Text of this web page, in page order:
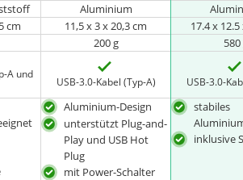
Aluminium
cm 11,5 x 3 x 20,3 cm 17.4 x
200 g 580
A und
USB-3.0-Kabel (Typ-A) USB-3.0-
Aluminium-Design
unterstützt Plug-and-
Play und USB Hot
Plug
mit Power-Schalter
stabiles
inklusive